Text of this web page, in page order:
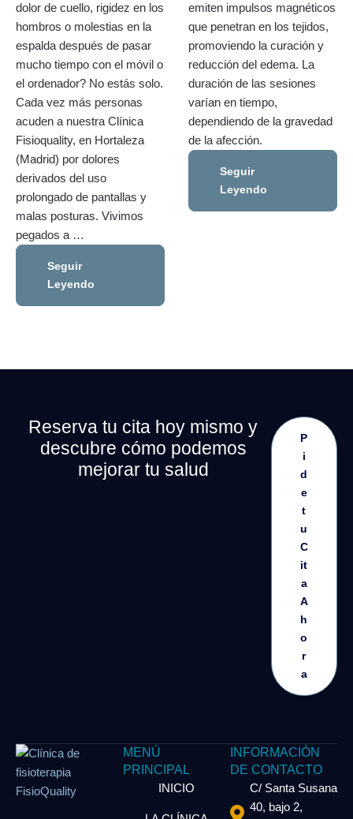
dolor de cuello, rigidez en los
hombros o molestias en la
espalda después de pasar
mucho tiempo con el móvil o
el ordenador? No estás solo.
Cada vez más personas
acuden a nuestra Clínica
Fisioquality, en Hortaleza
(Madrid) por dolores
derivados del uso
prolongado de pantallas y
malas posturas. Vivimos
pegados a …
Seguir
Leyendo
emiten impulsos magnéticos
que penetran en los tejidos,
promoviendo la curación y
reducción del edema. La
duración de las sesiones
varían en tiempo,
dependiendo de la gravedad
de la afección.
Seguir
Leyendo
Reserva tu cita hoy mismo y
descubre cómo podemos
mejorar tu salud
P
i
d
e
t
u
C
it
a
A
h
o
r
a
MENÚ
PRINCIPAL
INICIO
INFORMACIÓN
DE CONTACTO
C/ Santa Susana
40, bajo 2,